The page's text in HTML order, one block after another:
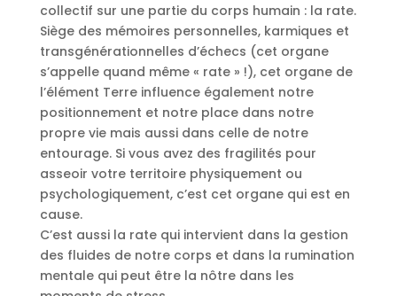
collectif sur une partie du corps humain : la rate.
Siège des mémoires personnelles, karmiques et
transgénérationnelles d’échecs (cet organe
s’appelle quand même « rate » !), cet organe de
l’élément Terre influence également notre
positionnement et notre place dans notre
propre vie mais aussi dans celle de notre
entourage. Si vous avez des fragilités pour
asseoir votre territoire physiquement ou
psychologiquement, c’est cet organe qui est en
cause.
C’est aussi la rate qui intervient dans la gestion
des fluides de notre corps et dans la rumination
mentale qui peut être la nôtre dans les